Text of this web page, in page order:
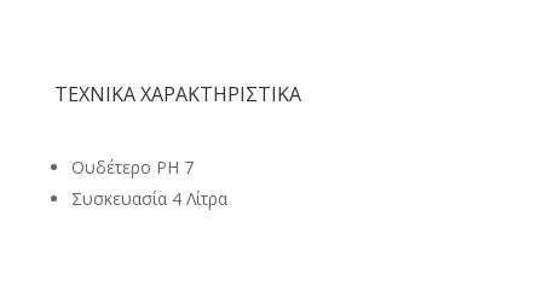
ΤΕΧΝΙΚΑ ΧΑΡΑΚΤΗΡΙΣΤΙΚΑ
Ουδέτερο PH 7
Συσκευασία 4 Λίτρα